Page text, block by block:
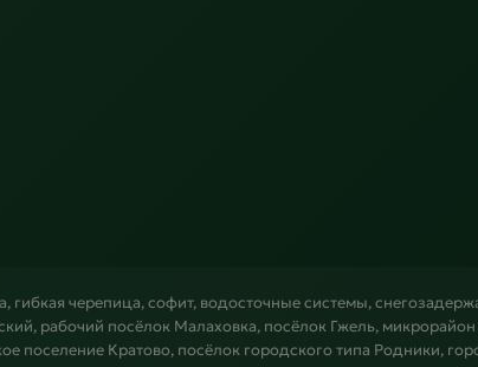
гибкая черепица, софит, водосточные системы,
рабочий посёлок Малаховка, посёлок Гжель,
поселение Кратово, посёлок городского типа Родники,